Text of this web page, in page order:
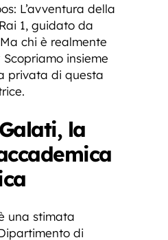
L’avventura della
1, guidato da
chi è realmente
insieme
privata di questa
la
una stimata
di